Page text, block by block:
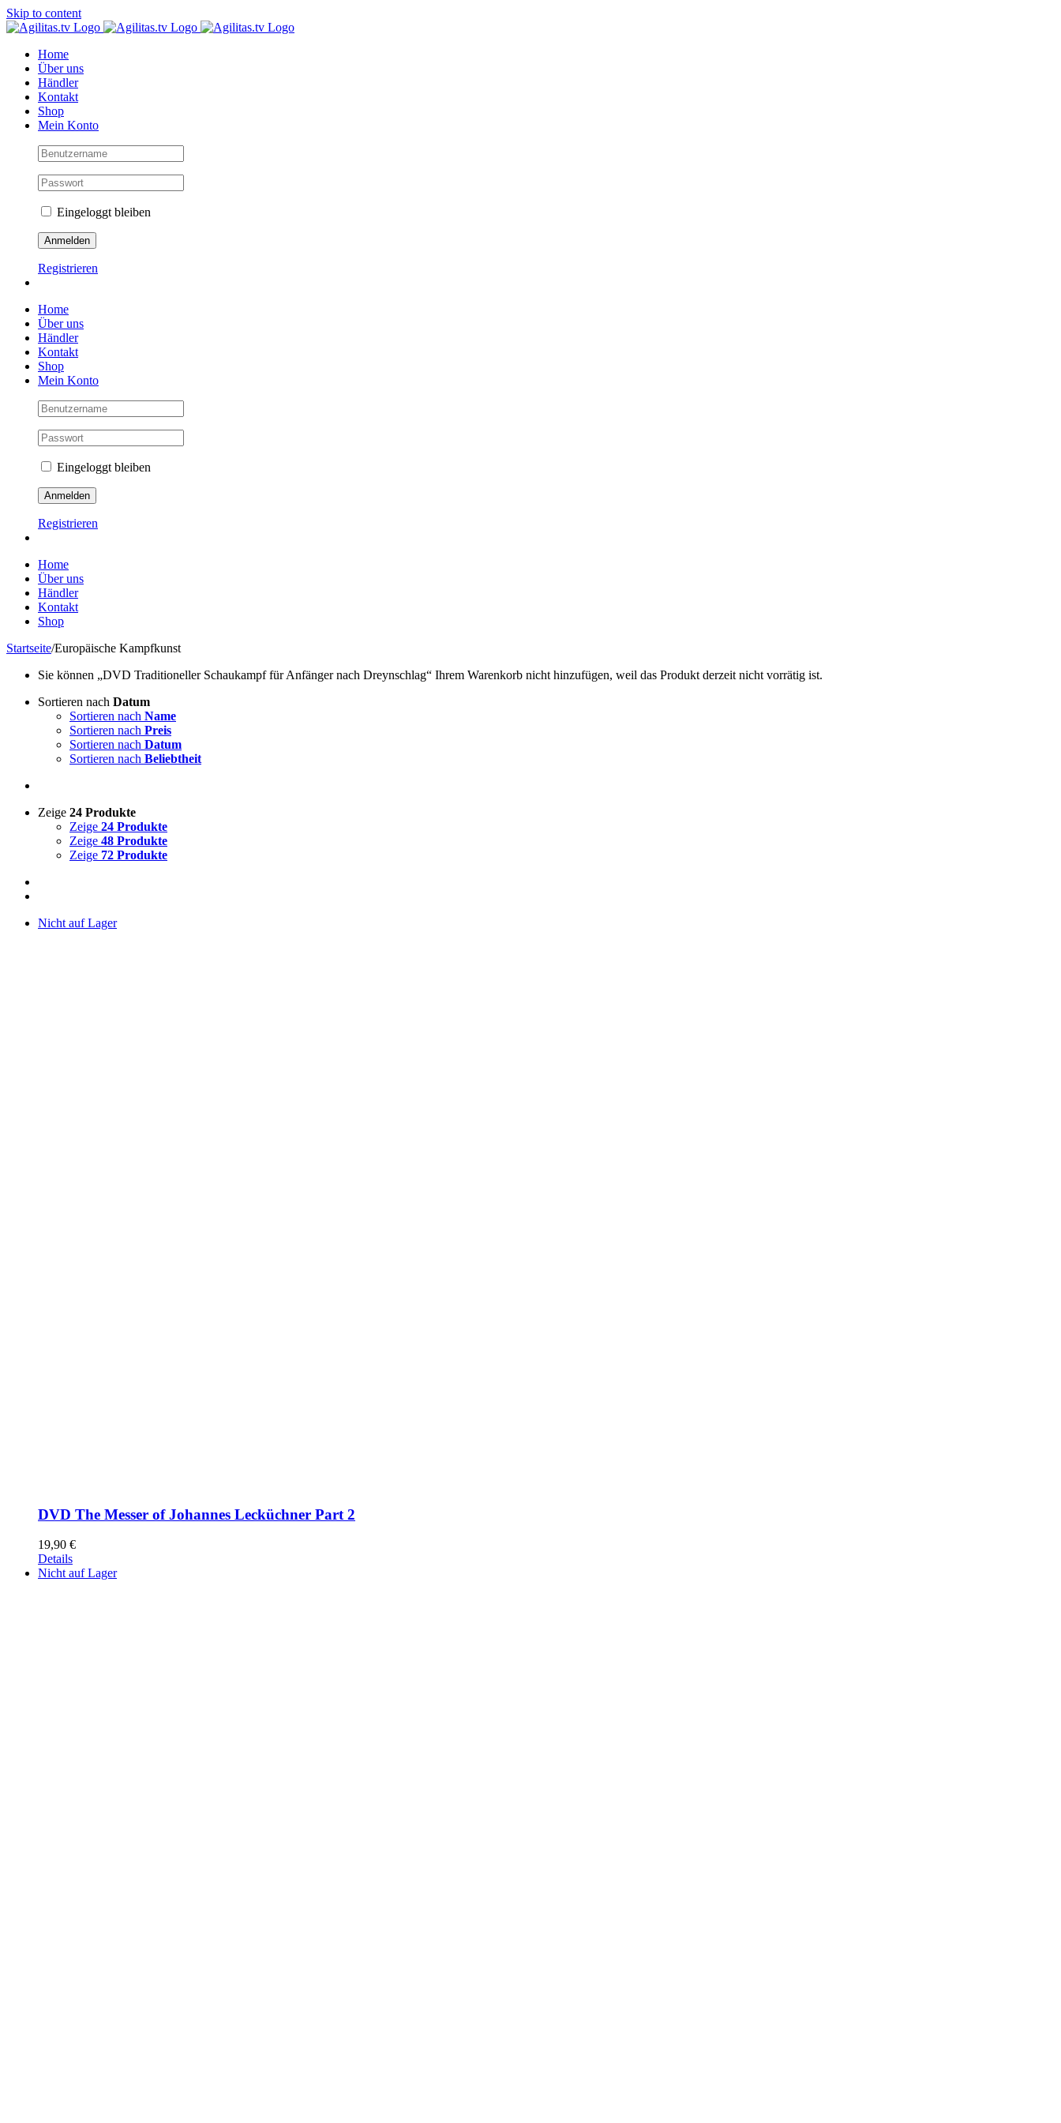
Skip to content
Home
Über uns
Händler
Kontakt
Shop
Mein Konto
Eingeloggt bleiben
Registrieren
Home
Über uns
Händler
Kontakt
Shop
Mein Konto
Eingeloggt bleiben
Registrieren
Home
Über uns
Händler
Kontakt
Shop
Startseite/Europäische Kampfkunst
Sie können „DVD Traditioneller Schaukampf für Anfänger nach Dreynschlag“ Ihrem Warenkorb nicht hinzufügen, weil das Produkt derzeit nicht vorrätig ist.
Sortieren nach Datum
Sortieren nach Name
Sortieren nach Preis
Sortieren nach Datum
Sortieren nach Beliebtheit
Zeige 24 Produkte
Zeige 24 Produkte
Zeige 48 Produkte
Zeige 72 Produkte
Nicht auf Lager
DVD The Messer of Johannes Lecküchner Part 2
19,90 €
Details
Nicht auf Lager